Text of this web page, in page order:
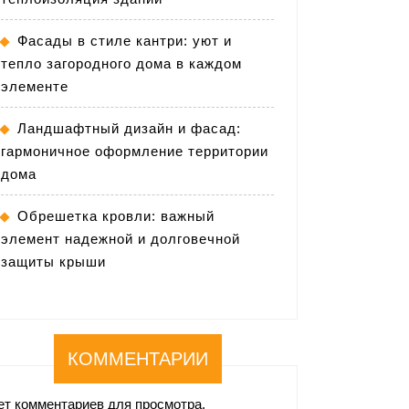
Фасады в стиле кантри: уют и
тепло загородного дома в каждом
элементе
Ландшафтный дизайн и фасад:
гармоничное оформление территории
дома
Обрешетка кровли: важный
элемент надежной и долговечной
защиты крыши
КОММЕНТАРИИ
комментариев для просмотра.